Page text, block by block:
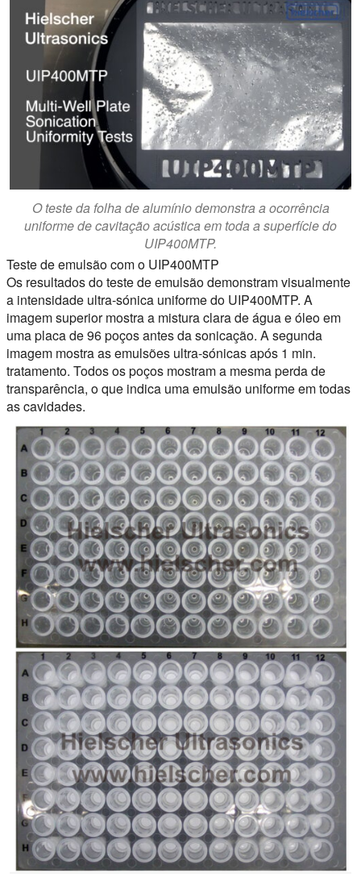
O teste da folha de alumínio demonstra a ocorrência
uniforme de cavitação acústica em toda a superfície do
UIP400MTP.
Teste de emulsão com o UIP400MTP
Os resultados do teste de emulsão demonstram visualmente
a intensidade ultra-sónica uniforme do UIP400MTP. A
imagem superior mostra a mistura clara de água e óleo em
uma placa de 96 poços antes da sonicação. A segunda
imagem mostra as emulsões ultra-sónicas após 1 min.
tratamento. Todos os poços mostram a mesma perda de
transparência, o que indica uma emulsão uniforme em todas
as cavidades.